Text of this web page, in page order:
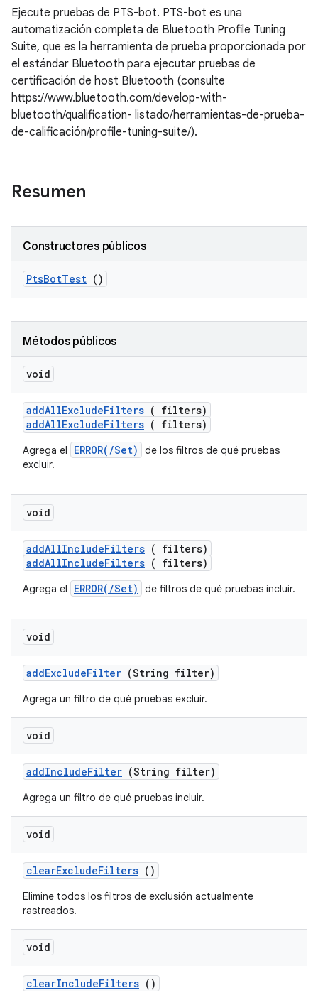
Ejecute pruebas de PTS-bot. PTS-bot es una
automatización completa de Bluetooth Profile Tuning
Suite, que es la herramienta de prueba proporcionada por
el estándar Bluetooth para ejecutar pruebas de
certificación de host Bluetooth (consulte
https://www.bluetooth.com/develop-with-
bluetooth/qualification- listado/herramientas-de-prueba-
de-calificación/profile-tuning-suite/).
Resumen
Constructores públicos
PtsBotTest ()
Métodos públicos
void
addAllExcludeFilters ( filters)
addAllExcludeFilters ( filters)
Agrega el ERROR(/Set)
de los filtros de qué pruebas
excluir.
void
addAllIncludeFilters ( filters)
addAllIncludeFilters ( filters)
Agrega el ERROR(/Set) de filtros de qué pruebas incluir.
void
addExcludeFilter (String filter)
Agrega un filtro de qué pruebas excluir.
void
addIncludeFilter (String filter)
Agrega un filtro de qué pruebas incluir.
void
clearExcludeFilters ()
Elimine todos los filtros de exclusión actualmente
rastreados.
void
clearIncludeFilters ()